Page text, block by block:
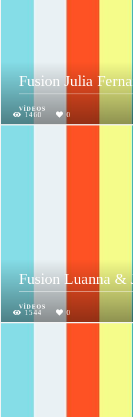
Fusion Julia
VÍDEOS
1460 0
Fusion Luanna &
VÍDEOS
1544 0